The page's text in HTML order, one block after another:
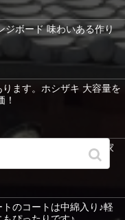
ジボード 味わいある作り
ます。ホシザキ 大容量を
！
が目白押し！ 冷蔵庫 家
クアップします！
トのコートは中綿入り♪軽